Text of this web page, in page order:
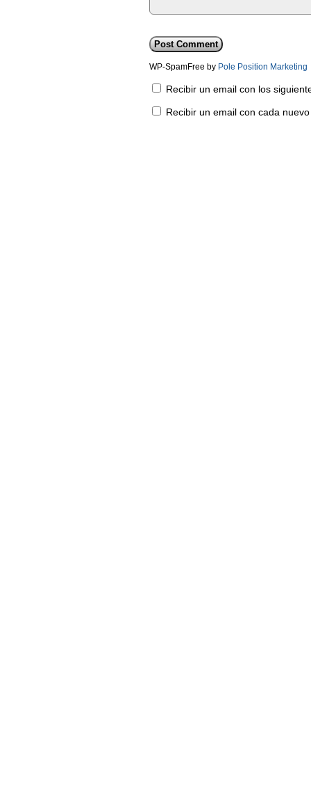
WP-SpamFree by Pole Position Marketing
Recibir un email con los
Recibir un email con cada